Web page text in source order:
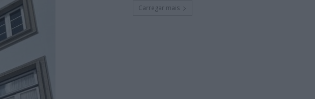
Carregar mais